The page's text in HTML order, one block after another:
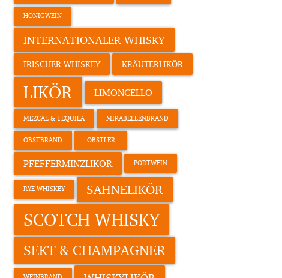
HONIGWEIN
INTERNATIONALER WHISKY
IRISCHER WHISKEY KRÄUTERLIKÖR
LIKÖR LIMONCELLO
MEZCAL & TEQUILA MIRABELLENBRAND
OBSTBRAND OBSTLER
PFEFFERMINZLIKÖR PORTWEIN
RYE WHISKEY SAHNELIKÖR
SCOTCH WHISKY
SEKT & CHAMPAGNER